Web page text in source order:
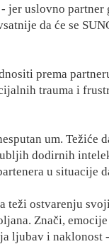
jer uslovno
da će se
prema
trauma i
um. Težiće
dodirnih
u situacije
teži ostvarenju
Znači,
ljubav i